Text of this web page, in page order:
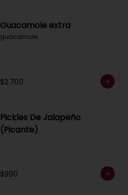
Guacamole extra
guacamole
$2.700
Pickles De Jalapeño
(Picante)
$990